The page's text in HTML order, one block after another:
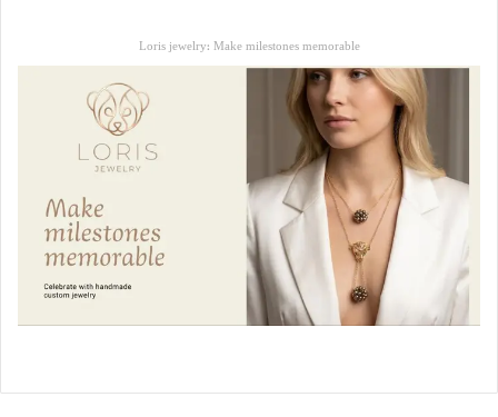
Loris jewelry: Make milestones memorable